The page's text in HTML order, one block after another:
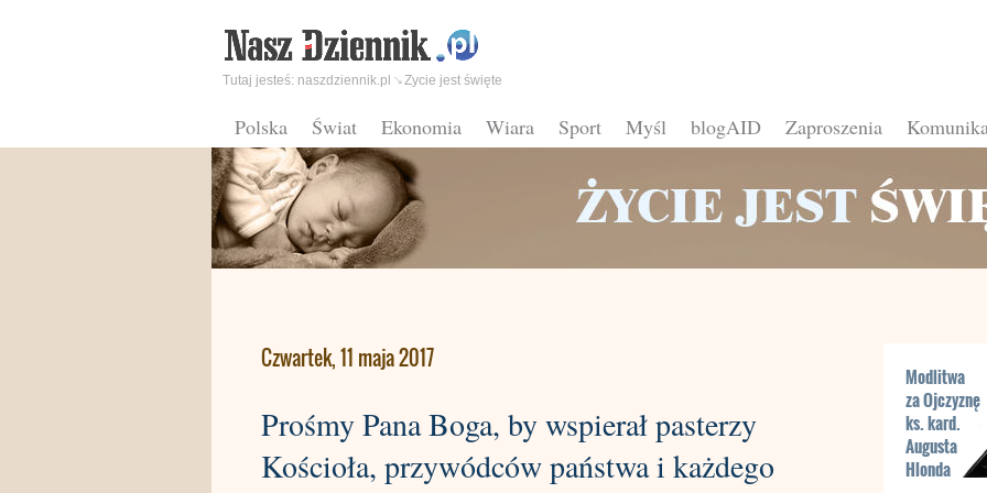
Polska Świat Ekonomia Wiara Sport Myśl blogAID Zaproszenia
Tutaj jesteś: naszdziennik.pl Zycie jest święte
Czwartek, 11 maja 2017
Prośmy Pana Boga, by wspierał pasterzy
Kościoła, przywódców państwa i każdego
Modlitwa
za Ojczyznę
ks. kard.
Augusta
Hlonda